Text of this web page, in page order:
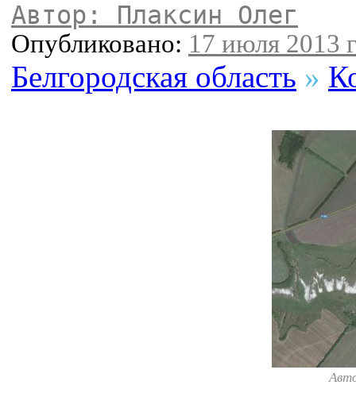
Автор: Плаксин Олег
Опубликовано: 17 июля 2013
Белгородская область »